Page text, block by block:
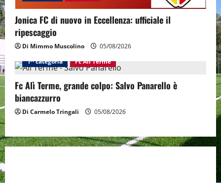
Jonica FC di nuovo in Eccellenza: ufficiale il
ripescaggio
Di Mimmo Muscolino
05/08/2026
1^ categoria
Fc Alì Terme
Fc Alì Terme, grande colpo: Salvo Panarello è
biancazzurro
Di Carmelo Tringali 05/08/2026